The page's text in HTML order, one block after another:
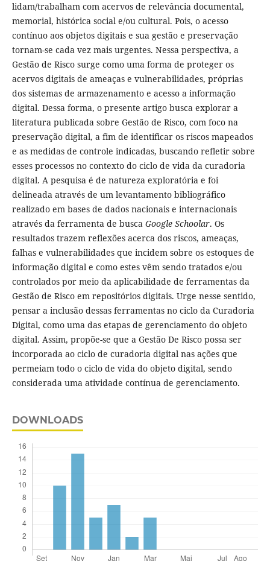
lidam/trabalham com acervos de relevância documental,
memorial, histórica social e/ou cultural. Pois, o acesso
contínuo aos objetos digitais e sua gestão e preservação
tornam-se cada vez mais urgentes. Nessa perspectiva, a
Gestão de Risco surge como uma forma de proteger os
acervos digitais de ameaças e vulnerabilidades, próprias
dos sistemas de armazenamento e acesso a informação
digital. Dessa forma, o presente artigo busca explorar a
literatura publicada sobre Gestão de Risco, com foco na
preservação digital, a fim de identificar os riscos mapeados
e as medidas de controle indicadas, buscando refletir sobre
esses processos no contexto do ciclo de vida da curadoria
digital. A pesquisa é de natureza exploratória e foi
delineada através de um levantamento bibliográfico
realizado em bases de dados nacionais e internacionais
através da ferramenta de busca Google Schoolar. Os
resultados trazem reflexões acerca dos riscos, ameaças,
falhas e vulnerabilidades que incidem sobre os estoques de
informação digital e como estes vêm sendo tratados e/ou
controlados por meio da aplicabilidade de ferramentas da
Gestão de Risco em repositórios digitais. Urge nesse sentido,
pensar a inclusão dessas ferramentas no ciclo da Curadoria
Digital, como uma das etapas de gerenciamento do objeto
digital. Assim, propõe-se que a Gestão De Risco possa ser
incorporada ao ciclo de curadoria digital nas ações que
permeiam todo o ciclo de vida do objeto digital, sendo
considerada uma atividade contínua de gerenciamento.
DOWNLOADS